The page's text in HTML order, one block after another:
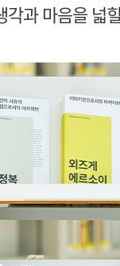
각과 마음을 넓